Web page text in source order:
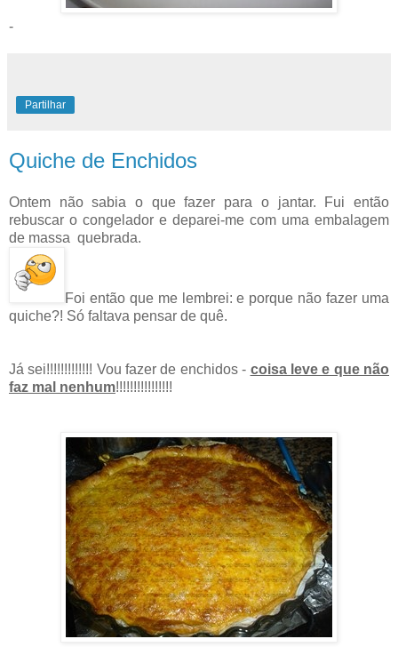
-
Partilhar
Quiche de Enchidos
Ontem não sabia o que fazer para o jantar. Fui então
rebuscar o congelador e deparei-me com uma embalagem
de massa quebrada.
Foi então que me lembrei: e porque não fazer uma
quiche?! Só faltava pensar de quê.
Já sei!!!!!!!!!!!!! Vou fazer de enchidos - coisa leve e que não
faz mal nenhum!!!!!!!!!!!!!!!!